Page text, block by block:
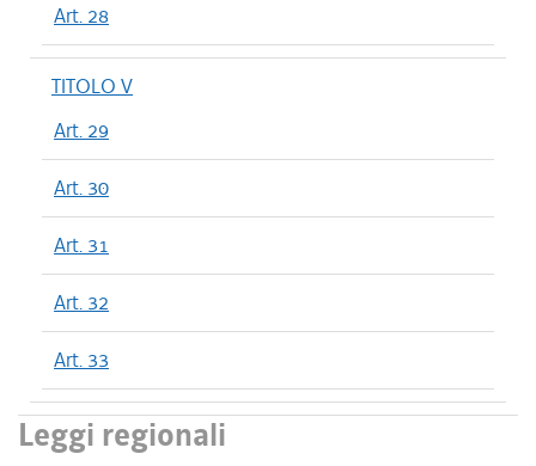
Art. 28
TITOLO V
Art. 29
Art. 30
Art. 31
Art. 32
Art. 33
Leggi regionali